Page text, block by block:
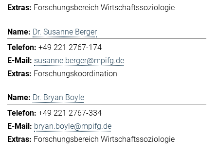
Forschungsbereich Wirtschaftssoziologie
Dr. Susanne Berger
+49 221 2767-174
susanne.berger@mpifg.de
Forschungskoordination
Dr. Bryan Boyle
+49 221 2767-334
bryan.boyle@mpifg.de
Forschungsbereich Wirtschaftssoziologie